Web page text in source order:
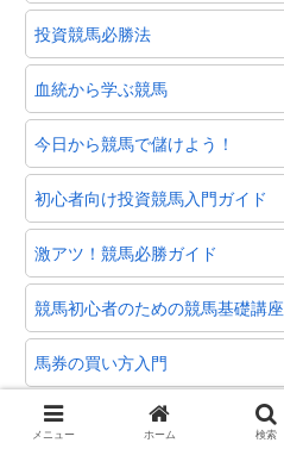
投資競馬必勝法
血統から学ぶ競馬
今日から競馬で儲けよう！
初心者向け投資競馬入門ガイド
激アツ！競馬必勝ガイド
競馬初心者のための競馬基礎講座
馬券の買い方入門
実践競馬 虎の巻
メニュー ホーム 検索